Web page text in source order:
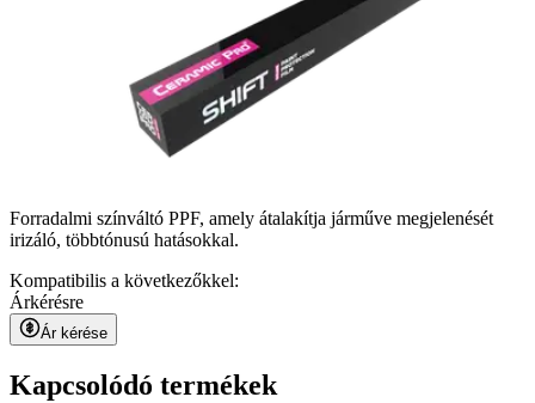
Forradalmi színváltó PPF, amely átalakítja járműve megjelenését
irizáló, többtónusú hatásokkal.
Kompatibilis a következőkkel:
Árkérésre
Ár kérése
Kapcsolódó termékek